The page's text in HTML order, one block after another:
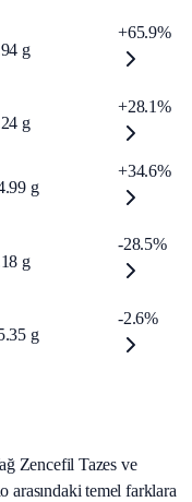
g
+65.9%
g
+28.1%
g
+34.6%
g
-28.5%
g
-2.6%
Zencefil Tazes ve
temel farklara